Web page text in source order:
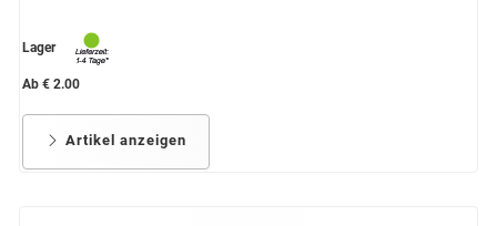
Lager
Ab € 2.00
Artikel anzeigen